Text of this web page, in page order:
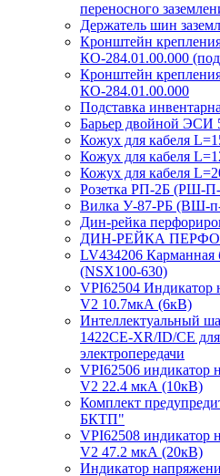
переносного
Держатель шин
Кронштейн
КО-284.01.00.000
Кронштейн
КО-284.01.00.000
Подставка
Барьер двойной ЭСИ
Кожух для кабеля
Кожух для кабеля
Кожух для кабеля
Розетка РП-2Б (РШ-
Вилка У-87-РБ (ВШ-п-
Дин-рейка
ДИН-РЕЙКА
LV434206 Карманная
(NSX100-630)
VPI62504 Индикатор
V2 10.7мкА (6кВ)
Интеллектуальный
1422CE-XR/ID/CE
электропередачи
VPI62506 индикатор
V2 22.4 мкА (10кВ)
Комплект
БКТП"
VPI62508 индикатор
V2 47.2 мкА (20кВ)
Индикатор